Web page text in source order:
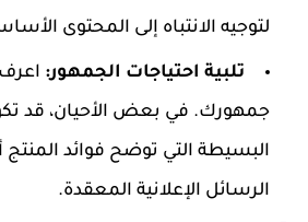
لتوجيه الانتباه إلى المحتوى
تلبية احتياجات الجمهور:
جمهورك. في بعض الأحيان، قد
البسيطة التي توضح فوائد المنتج
الرسائل الإعلانية المعقدة.